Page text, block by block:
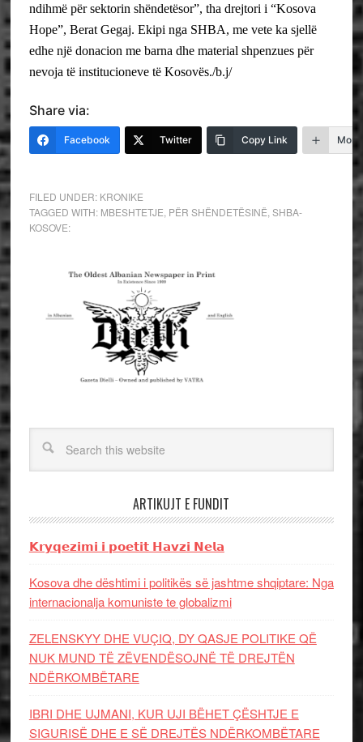
ndihmë për sektorin shëndetësor”, tha drejtori i “Kosova
Hope”, Berat Gegaj. Ekipi nga SHBA, me vete ka sjellë
edhe një donacion me barna dhe material shpenzues për
nevoja të institucioneve të Kosovës./b.j/
Share via:
Facebook Twitter Copy Link More
FILED UNDER: KRONIKE
TAGGED WITH: MBESHTETJE PËR SHËNDETËSINË SHBA-
KOSOVE:
ARTIKUJT E FUNDIT
𝗞𝗿𝘆𝗾𝗲𝘇𝗶𝗺𝗶 𝗶 𝗽𝗼𝗲𝘁𝗶𝘁 𝗛𝗮𝘃𝘇𝗶 𝗡𝗲𝗹𝗮
Kosova dhe dështimi i politikës së jashtme shqiptare: Nga
internacionalja komuniste te globalizmi
ZELENSKYY DHE VUÇIQ, DY QASJE POLITIKE QË
NUK MUND TË ZËVENDËSOJNË TË DREJTËN
NDËRKOMBËTARE
IBRI DHE UJMANI, KUR UJI BËHET ÇËSHTJE E
SIGURISË DHE E SË DREJTËS NDËRKOMBËTARE